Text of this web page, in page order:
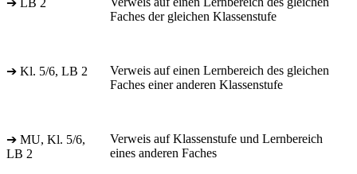
➔ LB 2
Faches der gleichen Klassenstufe
➔ Kl. 5/6, LB 2
Verweis auf einen Lernbereich des gleichen
Faches einer anderen Klassenstufe
➔ MU, Kl. 5/6,
LB 2
Verweis auf Klassenstufe und Lernbereich
eines anderen Faches